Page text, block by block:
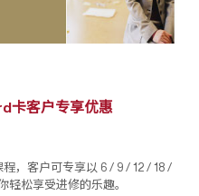
卡客户专享优惠
，客户可专享以 6 / 9 / 12 / 18 /
轻松享受进修的乐趣。